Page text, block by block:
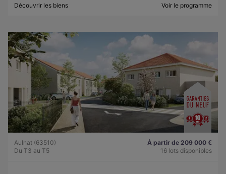
Découvrir les biens Voir le programme
Aulnat (63510)
Du T3 au T5
À partir de 209 000 €
16 lots disponibles